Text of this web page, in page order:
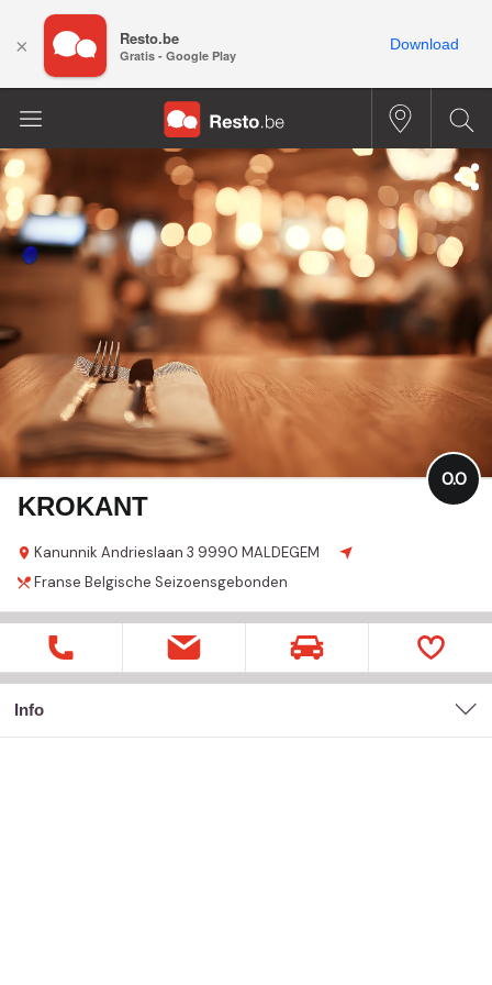
KROKANT
Kanunnik Andrieslaan 3 9990 MALDEGEM
0.0
Franse Belgische Seizoensgebonden
Info
× Resto.be
Gratis - Google Play
Download